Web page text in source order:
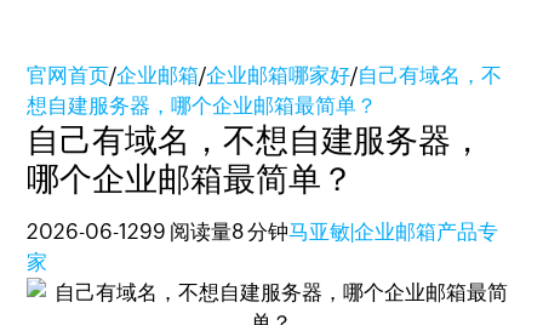
官网首页/企业邮箱/企业邮箱哪家好/自己有域名，不
想自建服务器，哪个企业邮箱最简单？
自己有域名，不想自建服务器，
哪个企业邮箱最简单？
2026-06-1299 阅读量8 分钟马亚敏|企业邮箱产品专
家